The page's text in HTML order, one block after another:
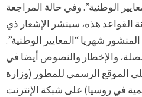
الوطنية”. وفي حالة المراجعة
القواعد هذه، سينشر الإشعار ذي
شهريا “المعايير الوطنية”.
والإخطار والنصوص أيضا في
الموقع الرسمي للمطور (وزارة